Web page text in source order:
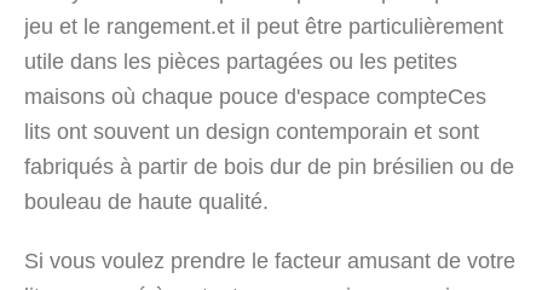
jeu et le rangement.et il peut être particulièrement
utile dans les pièces partagées ou les petites
maisons où chaque pouce d'espace compteCes
lits ont souvent un design contemporain et sont
fabriqués à partir de bois dur de pin brésilien ou de
bouleau de haute qualité.
Si vous voulez prendre le facteur amusant de votre